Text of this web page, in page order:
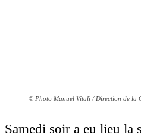
© Photo Manuel Vitali / Direction de la
Samedi soir a eu lieu la